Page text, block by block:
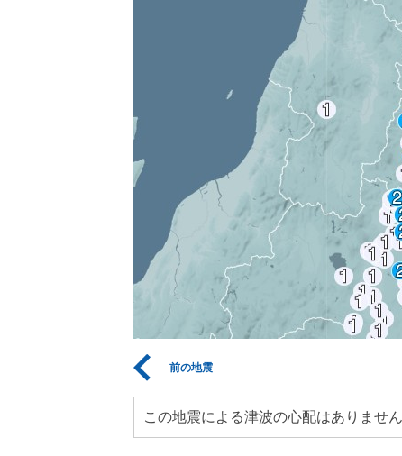
前の地震
この地震による津波の心配はありません